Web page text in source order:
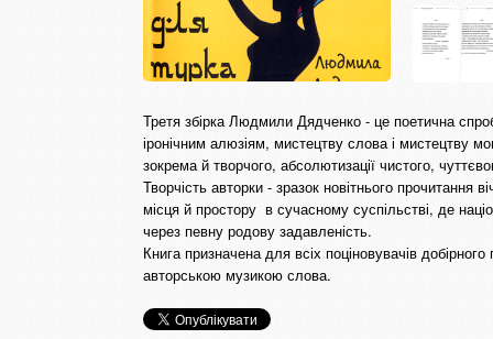
Третя збірка Людмили Дядченко - це поетична
іронічним алюзіям, мистецтву слова і мистецтву
зокрема й творчого, абсолютизації чистого,
Творчість авторки - зразок новітнього прочитання
місця й простору в сучасному суспільстві, де
через певну родову задавленість.
Книга призначена для всіх поціновувачів
авторською музикою слова.